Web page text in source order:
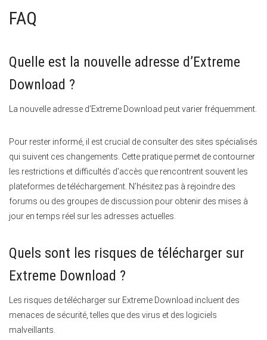
FAQ
Quelle est la nouvelle adresse d’Extreme
Download ?
La nouvelle adresse d’Extreme Download peut varier fréquemment.
Pour rester informé, il est crucial de consulter des sites spécialisés
qui suivent ces changements. Cette pratique permet de contourner
les restrictions et difficultés d’accès que rencontrent souvent les
plateformes de téléchargement. N’hésitez pas à rejoindre des
forums ou des groupes de discussion pour obtenir des mises à
jour en temps réel sur les adresses actuelles.
Quels sont les risques de télécharger sur
Extreme Download ?
Les risques de télécharger sur Extreme Download incluent des
menaces de sécurité, telles que des virus et des logiciels
malveillants.